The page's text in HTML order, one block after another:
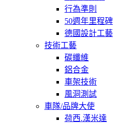
行為準則
50週年里程碑
德國設計工藝
技術工藝
碳纖維
鋁合金
車架技術
風洞測試
車隊/品牌大使
荷西.漢米達